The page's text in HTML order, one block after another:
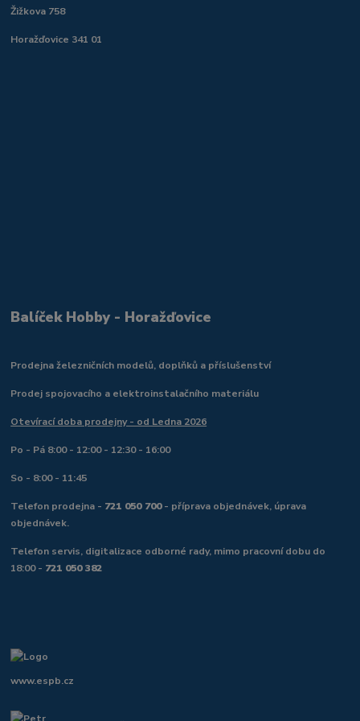
Žižkova 758
Horažďovice 341 01
Balíček Hobby - Horažďovice
Prodejna železničních modelů, doplňků a příslušenství
Prodej spojovacího a elektroinstalačního materiálu
Otevírací doba prodejny - od Ledna 2026
Po - Pá 8:00 - 12:00 - 12:30 - 16:00
So - 8:00 - 11:45
Telefon prodejna - 721 050 700- příprava objednávek, úprava
objednávek.
Telefon servis, digitalizace odborné rady, mimo pracovní dobu do
18:00 - 721 050 382
www.espb.cz